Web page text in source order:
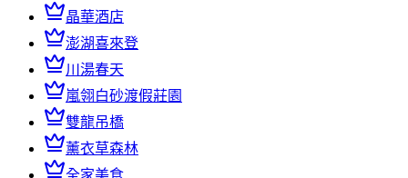
晶華酒店
澎湖喜來登
川湯春天
嵐翎白砂渡假莊園
雙龍吊橋
薰衣草森林